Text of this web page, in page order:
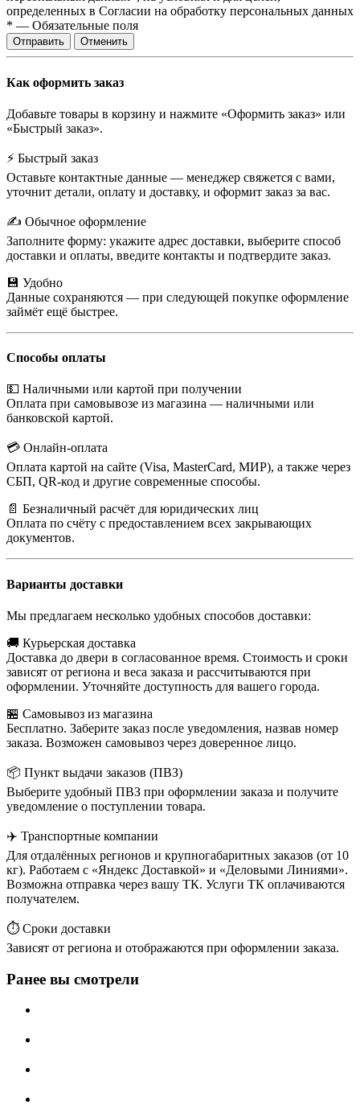
определенных в Согласии на обработку персональных данных
* — Обязательные поля
Отправить Отменить
Как оформить заказ
Добавьте товары в корзину и нажмите «Оформить заказ» или
«Быстрый заказ».
⚡ Быстрый заказ
Оставьте контактные данные — менеджер свяжется с вами,
уточнит детали, оплату и доставку, и оформит заказ за вас.
✍️ Обычное оформление
Заполните форму: укажите адрес доставки, выберите способ
доставки и оплаты, введите контакты и подтвердите заказ.
💾 Удобно
Данные сохраняются — при следующей покупке оформление
займёт ещё быстрее.
Способы оплаты
💵 Наличными или картой при получении
Оплата при самовывозе из магазина — наличными или
банковской картой.
💳 Онлайн-оплата
Оплата картой на сайте (Visa, MasterCard, МИР), а также через
СБП, QR-код и другие современные способы.
📄 Безналичный расчёт для юридических лиц
Оплата по счёту с предоставлением всех закрывающих
документов.
Варианты доставки
Мы предлагаем несколько удобных способов доставки:
🚚 Курьерская доставка
Доставка до двери в согласованное время. Стоимость и сроки
зависят от региона и веса заказа и рассчитываются при
оформлении. Уточняйте доступность для вашего города.
🏪 Самовывоз из магазина
Бесплатно. Заберите заказ после уведомления, назвав номер
заказа. Возможен самовывоз через доверенное лицо.
📦 Пункт выдачи заказов (ПВЗ)
Выберите удобный ПВЗ при оформлении заказа и получите
уведомление о поступлении товара.
✈️ Транспортные компании
Для отдалённых регионов и крупногабаритных заказов (от 10
кг). Работаем с «Яндекс Доставкой» и «Деловыми Линиями».
Возможна отправка через вашу ТК. Услуги ТК оплачиваются
получателем.
⏱️ Сроки доставки
Зависят от региона и отображаются при оформлении заказа.
Ранее вы смотрели